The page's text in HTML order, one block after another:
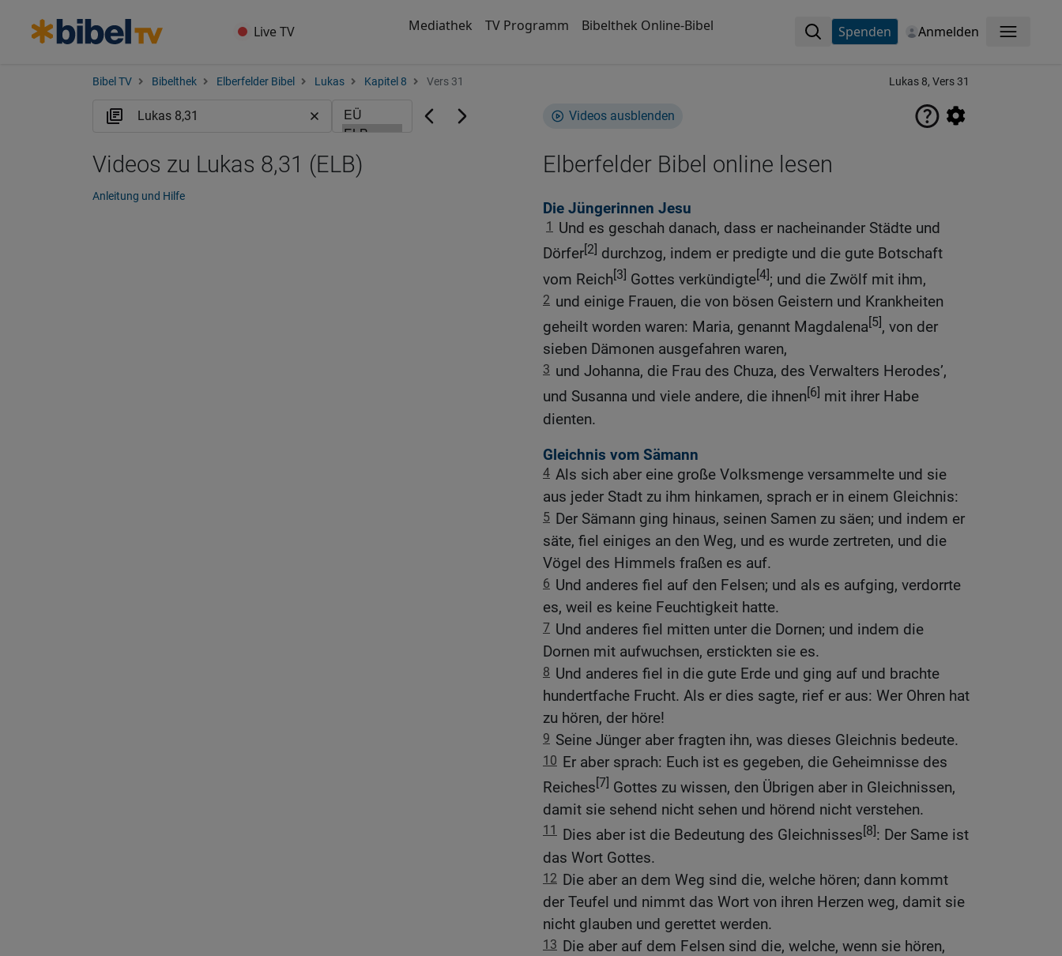
Live TV Mediathek TV Programm Bibelthek Online-Bibel Spenden Anmelden Menü
Bibel TV Bibelthek Elberfelder Bibel Lukas Kapitel 8 Vers 31 Lukas 8, Vers 31
Videos ausblenden
Elberfelder Bibel online lesen
Die Jüngerinnen Jesu
1
Und es geschah danach, dass er nacheinander Städte und
Dörfer[2] durchzog, indem er predigte und die gute Botschaft
vom Reich[3] Gottes verkündigte[4]; und die Zwölf mit ihm,
2 und einige Frauen, die von bösen Geistern und Krankheiten
geheilt worden waren: Maria, genannt Magdalena[5], von der
sieben Dämonen ausgefahren waren,
3 und Johanna, die Frau des Chuza, des Verwalters Herodes’,
und Susanna und viele andere, die ihnen[6] mit ihrer Habe
dienten.
Gleichnis vom Sämann
4 Als sich aber eine große Volksmenge versammelte und sie
aus jeder Stadt zu ihm hinkamen, sprach er in einem Gleichnis:
5 Der Sämann ging hinaus, seinen Samen zu säen; und indem er
säte, fiel einiges an den Weg, und es wurde zertreten, und die
Vögel des Himmels fraßen es auf.
6 Und anderes fiel auf den Felsen; und als es aufging, verdorrte
es, weil es keine Feuchtigkeit hatte.
7 Und anderes fiel mitten unter die Dornen; und indem die
Dornen mit aufwuchsen, erstickten sie es.
8 Und anderes fiel in die gute Erde und ging auf und brachte
hundertfache Frucht. Als er dies sagte, rief er aus: Wer Ohren hat
zu hören, der höre!
9 Seine Jünger aber fragten ihn, was dieses Gleichnis bedeute.
10 Er aber sprach: Euch ist es gegeben, die Geheimnisse des
Reiches[7] Gottes zu wissen, den Übrigen aber in Gleichnissen,
damit sie sehend nicht sehen und hörend nicht verstehen.
11 Dies aber ist die Bedeutung des Gleichnisses[8]: Der Same ist
das Wort Gottes.
12 Die aber an dem Weg sind die, welche hören; dann kommt
der Teufel und nimmt das Wort von ihren Herzen weg, damit sie
nicht glauben und gerettet werden.
13 Die aber auf dem Felsen sind die, welche, wenn sie hören,
Videos zu Lukas 8,31 (ELB)
Anleitung und Hilfe